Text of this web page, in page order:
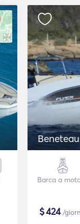
Barca a
$424/